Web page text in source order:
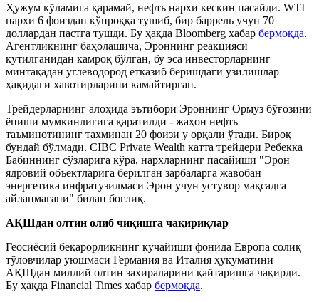
Ҳужум кўламига қарамай, нефть нархи кескин пасайди. WTI
нархи 6 фоиздан кўпроққа тушиб, бир баррель учун 70
доллардан пастга тушди. Бу ҳақда Bloomberg хабар бермоқда.
Агентликнинг баҳолашича, Эроннинг реакцияси
кутилганидан камроқ бўлган, бу эса инвесторларнинг
минтақадан углеводород етказиб беришдаги узилишлар
ҳақидаги хавотирларини камайтирган.
Трейдерларнинг алоҳида эътибори Эроннинг Ормуз бўғозини
ёпиши мумкинлигига қаратилди - жаҳон нефть
таъминотининг тахминан 20 фоизи у орқали ўтади. Бироқ
бундай бўлмади. CIBC Private Wealth катта трейдери Ребекка
Бабиннинг сўзларига кўра, нархларнинг пасайиши "Эрон
ядровий объектларига берилган зарбаларга жавобан
энергетика инфратузилмаси Эрон учун устувор мақсадга
айланмагани" билан боғлиқ.
АҚШдан олтин олиб чиқишга чақириқлар
Геосиёсий беқарорликнинг кучайиши фонида Европа солиқ
тўловчилар уюшмаси Германия ва Италия ҳукуматини
АҚШдан миллий олтин захираларини қайтаришга чақирди.
Бу ҳақда Financial Times хабар бермоқда.